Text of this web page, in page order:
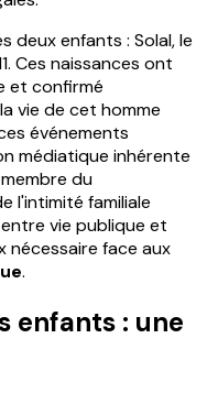
deux enfants : Solal, le
Ces naissances ont
et confirmé
vie de cet homme
événements
médiatique inhérente
du
l'intimité familiale
vie publique et
nécessaire face aux
.
enfants : une